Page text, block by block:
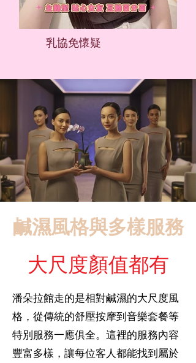
​乳協免懷疑
鹹濕風格與多樣服務
​大尺度顏值都有
潘朵拉館走的是相對鹹濕的大尺度風
格，從傳統的舒壓按摩到音樂套餐等
特別服務一應俱全。這裡的服務內容
豐富多樣，讓每位客人都能找到屬於